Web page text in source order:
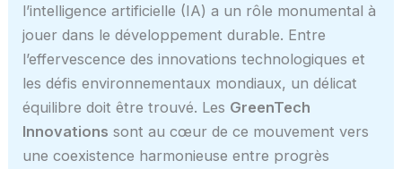
l’intelligence artificielle (IA) a un rôle monumental à
jouer dans le développement durable. Entre
l’effervescence des innovations technologiques et
les défis environnementaux mondiaux, un délicat
équilibre doit être trouvé. Les GreenTech
Innovations sont au cœur de ce mouvement vers
une coexistence harmonieuse entre progrès